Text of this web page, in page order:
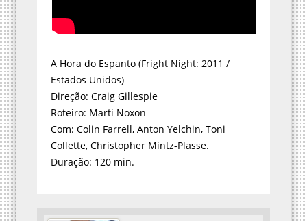
A Hora do Espanto (Fright Night: 2011 /
Estados Unidos)
Direção: Craig Gillespie
Roteiro: Marti Noxon
Com: Colin Farrell, Anton Yelchin, Toni
Collette, Christopher Mintz-Plasse.
Duração: 120 min.